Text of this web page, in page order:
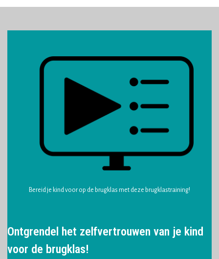
Bereid je kind voor op de brugklas met deze brugklastraining!
Ontgrendel het zelfvertrouwen van je kind
voor de brugklas!